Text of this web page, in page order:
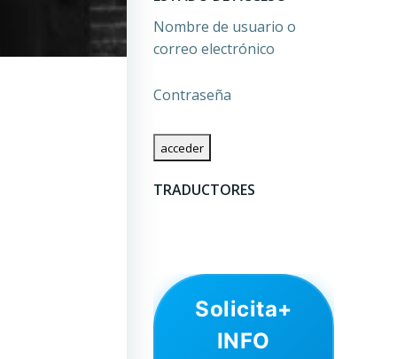
Nombre de usuario o
correo electrónico
Contraseña
TRADUCTORES
Solicita+
INFO